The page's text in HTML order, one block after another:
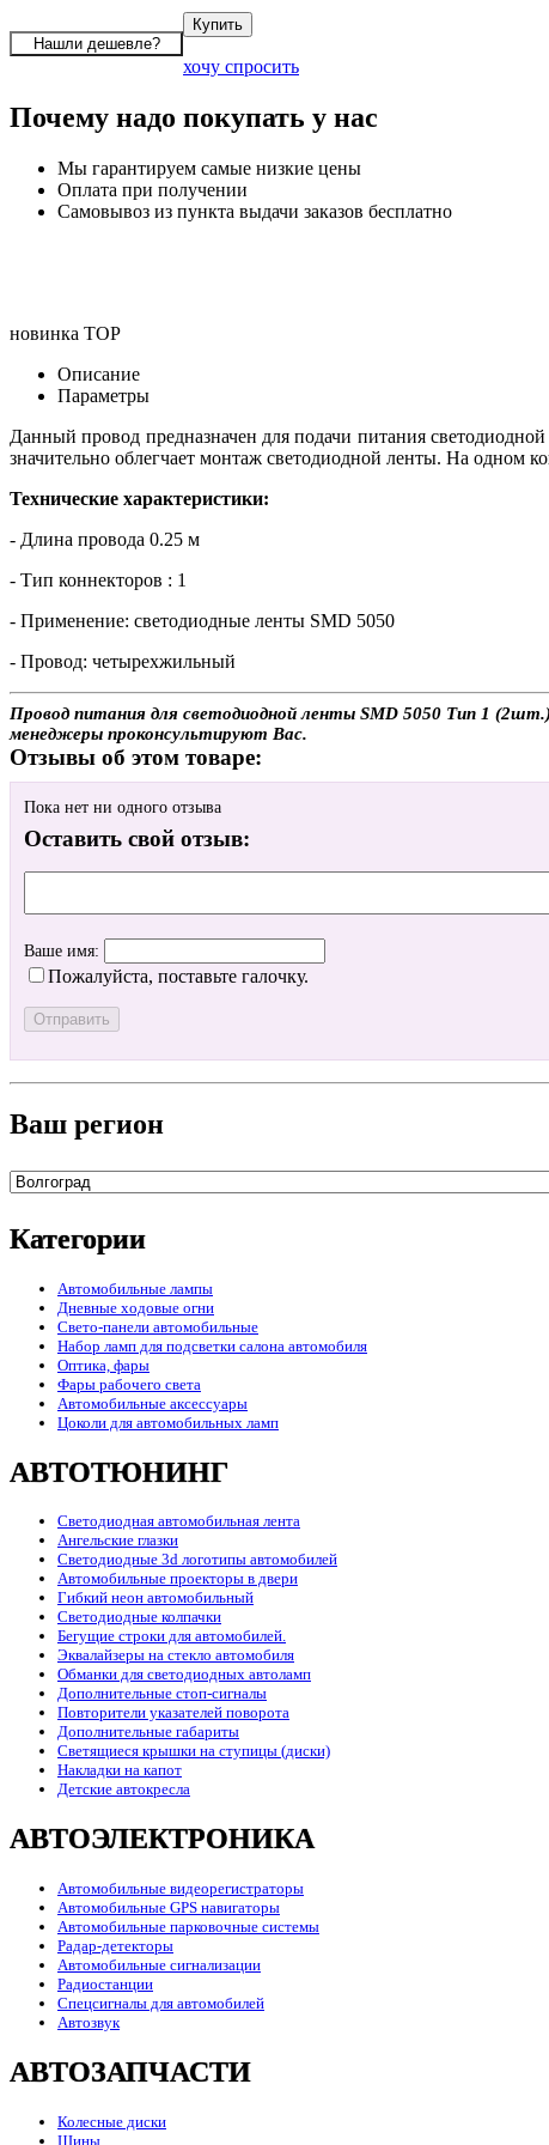
хочу спросить
Почему надо покупать у нас
Мы гарантируем самые низкие цены
Оплата при получении
Самовывоз из пункта выдачи заказов бесплатно
новинка TOP
Описание
Параметры
Данный провод предназначен для подачи питания
значительно облегчает монтаж светодиодной ленты. На одном
Технические характеристики:
- Длина провода 0.25 м
- Тип коннекторов : 1
- Применение: светодиодные ленты SMD 5050
- Провод: четырехжильный
Провод питания для светодиодной ленты SMD 5050 Тип 1
менеджеры проконсультируют Вас.
Отзывы об этом товаре:
Пока нет ни одного отзыва
Оставить свой отзыв:
Ваше имя:
Пожалуйста, поставьте галочку.
Ваш регион
Категории
Автомобильные лампы
Дневные ходовые огни
Свето-панели автомобильные
Набор ламп для подсветки салона автомобиля
Оптика, фары
Фары рабочего света
Автомобильные аксессуары
Цоколи для автомобильных ламп
АВТОТЮНИНГ
Светодиодная автомобильная лента
Ангельские глазки
Светодиодные 3d логотипы автомобилей
Автомобильные проекторы в двери
Гибкий неон автомобильный
Светодиодные колпачки
Бегущие строки для автомобилей.
Эквалайзеры на стекло автомобиля
Обманки для светодиодных автоламп
Дополнительные стоп-сигналы
Повторители указателей поворота
Дополнительные габариты
Светящиеся крышки на ступицы (диски)
Накладки на капот
Детские автокресла
АВТОЭЛЕКТРОНИКА
Автомобильные видеорегистраторы
Автомобильные GPS навигаторы
Автомобильные парковочные системы
Радар-детекторы
Автомобильные сигнализации
Радиостанции
Спецсигналы для автомобилей
Автозвук
АВТОЗАПЧАСТИ
Колесные диски
Шины